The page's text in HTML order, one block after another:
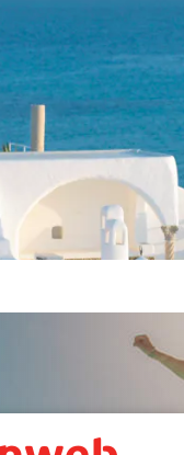
: jusqu'à